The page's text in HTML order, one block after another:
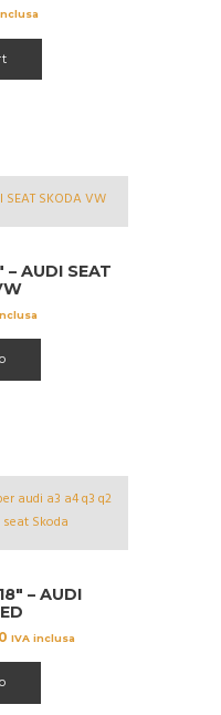
– AUDI SEAT
– AUDI
Il
€ 750.00.
IVA inclusa